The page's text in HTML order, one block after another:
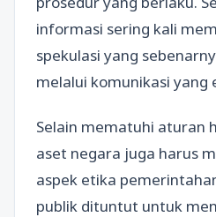
informasi sering kali
spekulasi yang
melalui komunikasi yang
Selain mematuhi aturan
aset negara juga harus
aspek etika
publik dituntut untuk